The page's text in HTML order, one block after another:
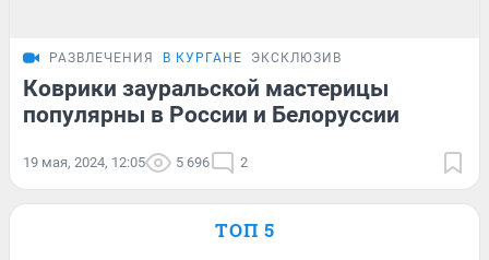
РАЗВЛЕЧЕНИЯ В КУРГАНЕ ЭКСКЛЮЗИВ
Коврики зауральской мастерицы
популярны в России и Белоруссии
19 мая, 2024, 12:05 5 696 2
ТОП 5